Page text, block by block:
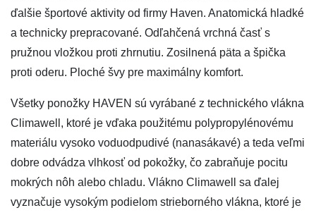
ďalšie športové aktivity od firmy Haven. Anatomická hladké
a technicky prepracované. Odľahčená vrchná časť s
pružnou vložkou proti zhrnutiu. Zosilnená päta a špička
proti oderu. Ploché švy pre maximálny komfort.
Všetky ponožky HAVEN sú vyrábané z technického vlákna
Climawell, ktoré je vďaka použitému polypropylénovému
materiálu vysoko voduodpudivé (nanasákavé) a teda veľmi
dobre odvádza vlhkosť od pokožky, čo zabraňuje pocitu
mokrých nôh alebo chladu. Vlákno Climawell sa ďalej
vyznačuje vysokým podielom strieborného vlákna, ktoré je